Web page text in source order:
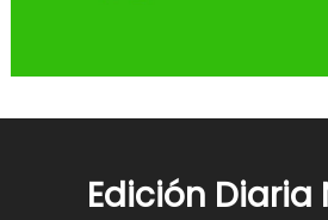
Edición Diaria